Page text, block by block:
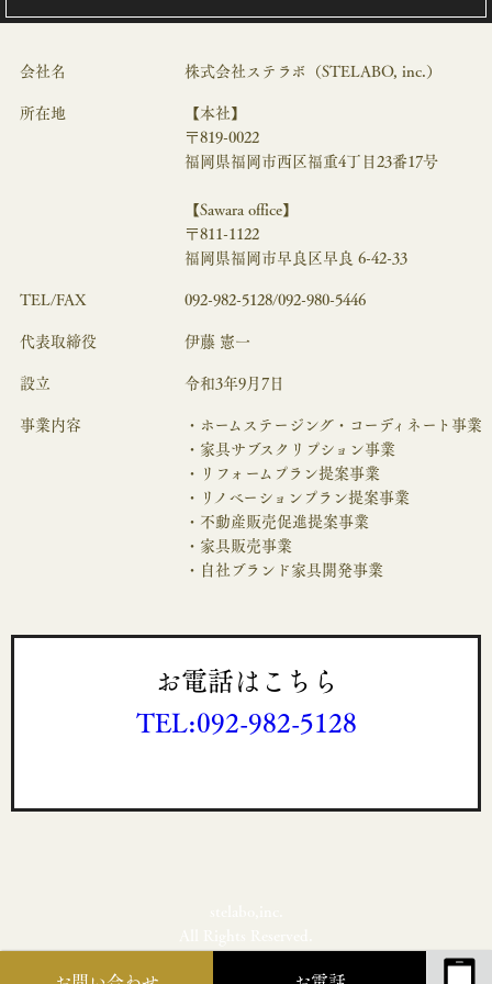
会社名 株式会社ステラボ（STELABO, inc.）
所在地
【本社】
〒819-0022
福岡県福岡市西区福重4丁目23番17号
【Sawara office】
〒811-1122
福岡県福岡市早良区早良 6-42-33
TEL/FAX 092-982-5128/092-980-5446
代表取締役 伊藤 憲一
設立 令和3年9月7日
事業内容
・ホームステージング・コーディネート事業
・家具サブスクリプション事業
・リフォームプラン提案事業
・リノベーションプラン提案事業
・不動産販売促進提案事業
・家具販売事業
・自社ブランド家具開発事業
お電話はこちら
TEL:092-982-5128